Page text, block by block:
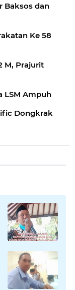
Baksos dan
Ke 58
M, Prajurit
LSM Ampuh
Dongkrak